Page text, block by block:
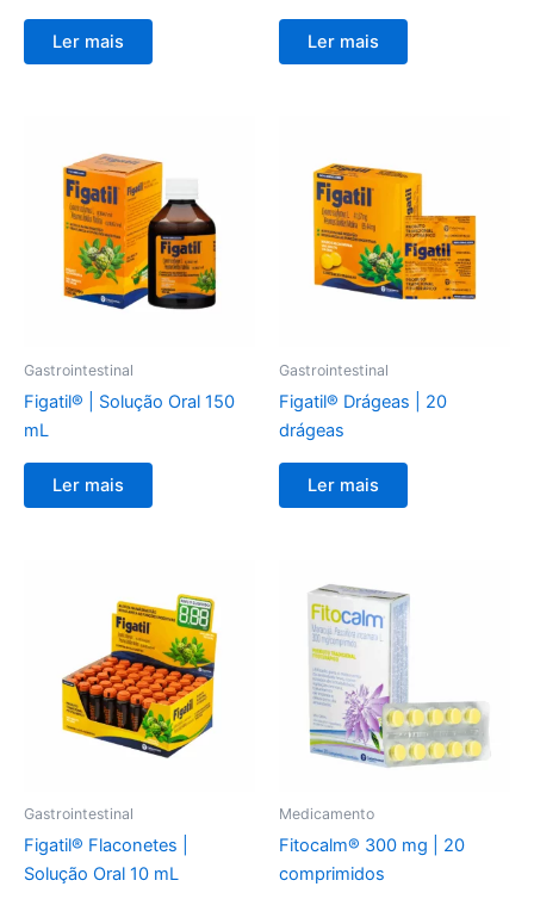
Ler mais Ler mais
Gastrointestinal
Figatil® | Solução Oral 150
mL
Ler mais
Gastrointestinal
Figatil® Drágeas | 20
drágeas
Ler mais
Gastrointestinal
Figatil® Flaconetes |
Solução Oral 10 mL
Medicamento
Fitocalm® 300 mg | 20
comprimidos